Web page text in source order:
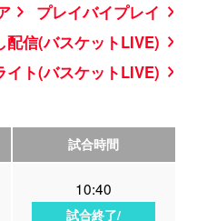
プレイバイプレイ
配信(バスケットLIVE)
イト(バスケットLIVE)
試合時間
10:40
試合終了/